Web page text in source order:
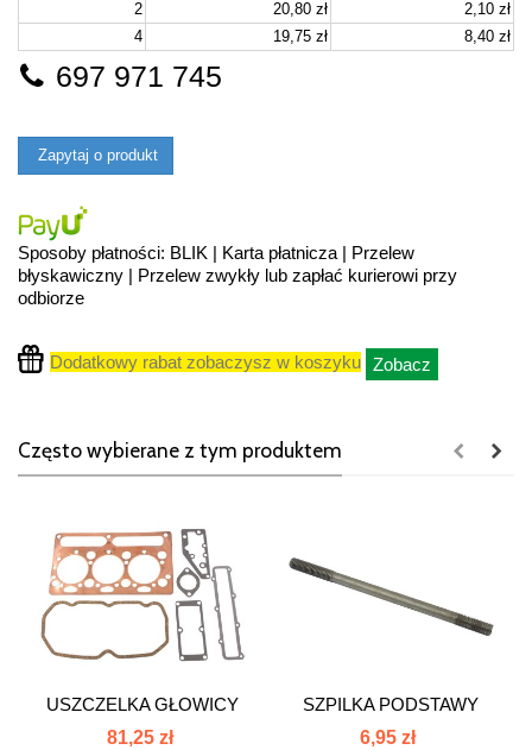
2
20,80 zł
2,10 zł
4
19,75 zł 8,40 zł
697 971 745
Zapytaj o produkt
Sposoby płatności: BLIK | Karta płatnicza | Przelew
błyskawiczny | Przelew zwykły lub zapłać kurierowi przy
odbiorze
Dodatkowy rabat zobaczysz w koszyku Zobacz
Często wybierane z tym produktem
USZCZELKA GŁOWICY
MF-3...
81,25 zł
SZPILKA PODSTAWY
SIEDZENIA C-360...
6,95 zł